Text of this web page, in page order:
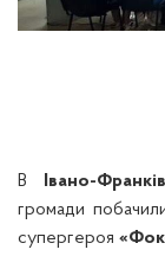
В Івано-
громади
супергероя